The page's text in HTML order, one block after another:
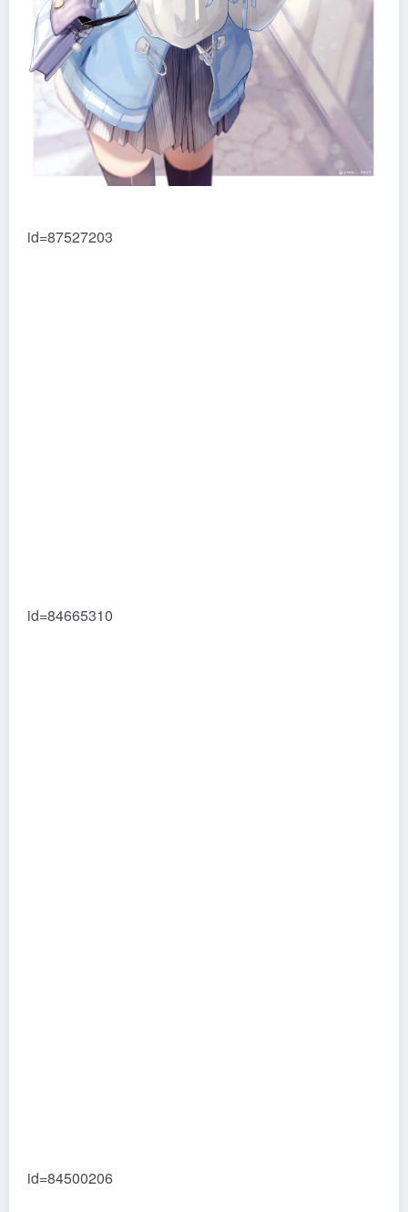
id=87527203
id=84665310
id=84500206